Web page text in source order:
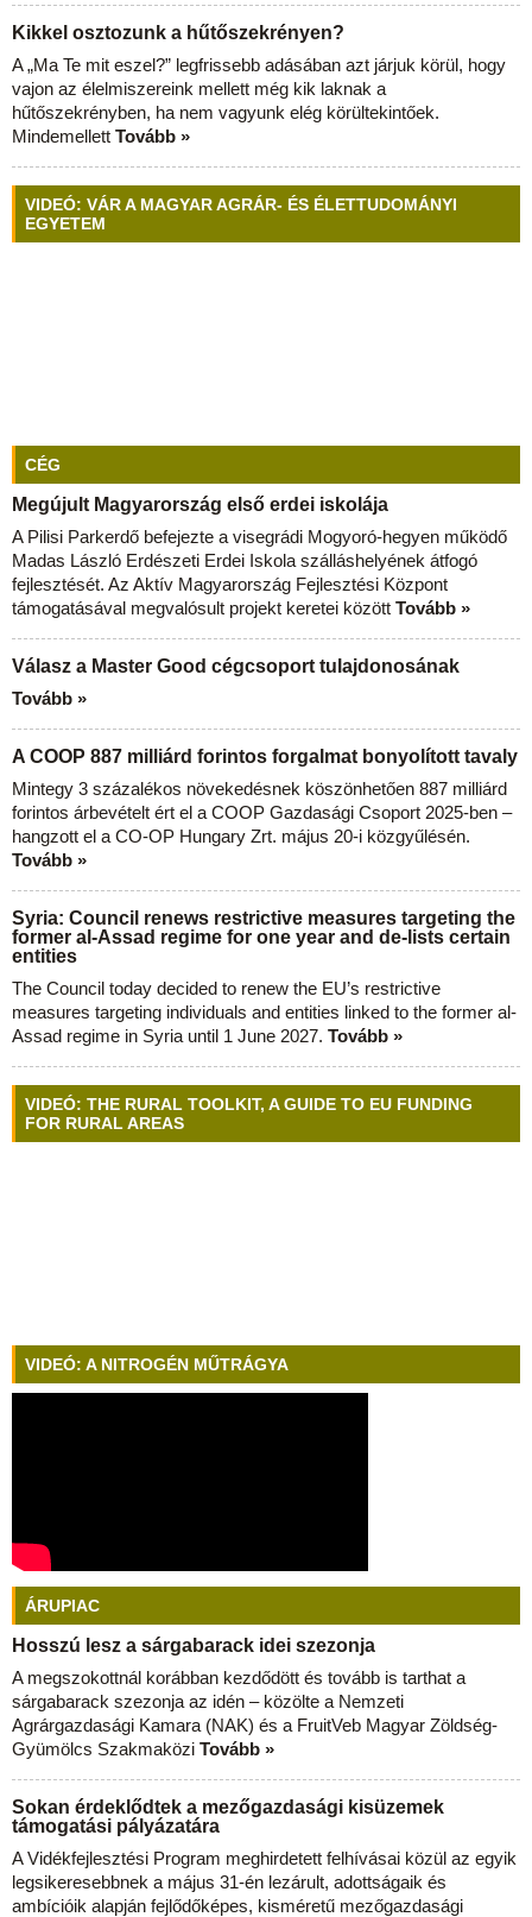
Kikkel osztozunk a hűtőszekrényen?
A „Ma Te mit eszel?” legfrissebb adásában azt járjuk körül, hogy
vajon az élelmiszereink mellett még kik laknak a
hűtőszekrényben, ha nem vagyunk elég körültekintőek.
Mindemellett Tovább »
VIDEÓ: VÁR A MAGYAR AGRÁR- ÉS ÉLETTUDOMÁNYI
EGYETEM
CÉG
Megújult Magyarország első erdei iskolája
A Pilisi Parkerdő befejezte a visegrádi Mogyoró-hegyen működő
Madas László Erdészeti Erdei Iskola szálláshelyének átfogó
fejlesztését. Az Aktív Magyarország Fejlesztési Központ
támogatásával megvalósult projekt keretei között Tovább »
Válasz a Master Good cégcsoport tulajdonosának
Tovább »
A COOP 887 milliárd forintos forgalmat bonyolított tavaly
Mintegy 3 százalékos növekedésnek köszönhetően 887 milliárd
forintos árbevételt ért el a COOP Gazdasági Csoport 2025-ben –
hangzott el a CO-OP Hungary Zrt. május 20-i közgyűlésén.
Tovább »
Syria: Council renews restrictive measures targeting the
former al-Assad regime for one year and de-lists certain
entities
The Council today decided to renew the EU’s restrictive
measures targeting individuals and entities linked to the former al-
Assad regime in Syria until 1 June 2027. Tovább »
VIDEÓ: THE RURAL TOOLKIT, A GUIDE TO EU FUNDING
FOR RURAL AREAS
VIDEÓ: A NITROGÉN MŰTRÁGYA
ÁRUPIAC
Hosszú lesz a sárgabarack idei szezonja
A megszokottnál korábban kezdődött és tovább is tarthat a
sárgabarack szezonja az idén – közölte a Nemzeti
Agrárgazdasági Kamara (NAK) és a FruitVeb Magyar Zöldség-
Gyümölcs Szakmaközi Tovább »
Sokan érdeklődtek a mezőgazdasági kisüzemek
támogatási pályázatára
A Vidékfejlesztési Program meghirdetett felhívásai közül az egyik
legsikeresebbnek a május 31-én lezárult, adottságaik és
ambícióik alapján fejlődőképes, kisméretű mezőgazdasági